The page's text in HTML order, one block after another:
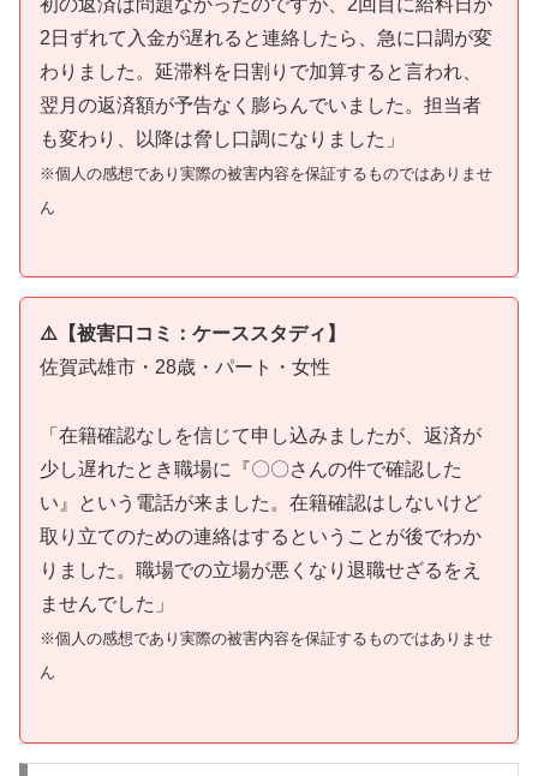
2日ずれて入金が遅れると連絡したら、急に口調が変
わりました。延滞料を日割りで加算すると言われ、
翌月の返済額が予告なく膨らんでいました。担当者
も変わり、以降は脅し口調になりました」
※個人の感想であり実際の被害内容を保証するものではありませ
ん
⚠️【被害口コミ：ケーススタディ】
佐賀武雄市・28歳・パート・女性
「在籍確認なしを信じて申し込みましたが、返済が
少し遅れたとき職場に『〇〇さんの件で確認した
い』という電話が来ました。在籍確認はしないけど
取り立てのための連絡はするということが後でわか
りました。職場での立場が悪くなり退職せざるをえ
ませんでした」
※個人の感想であり実際の被害内容を保証するものではありませ
ん